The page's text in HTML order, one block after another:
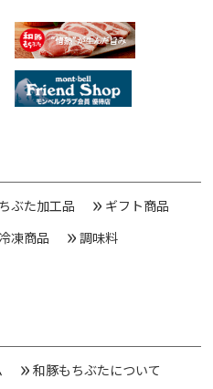
ぶた加工品
ギフト商品
凍商品
調味料
和豚もちぶたについて